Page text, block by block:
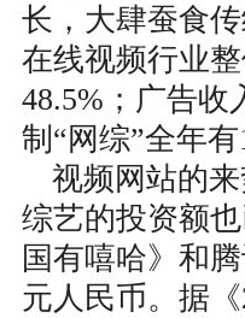
长，大肆蚕食
在线视频行业
48.5%；广告收
制“网综”全年
视频网站的
综艺的投资额
国有嘻哈》和
元人民币。据